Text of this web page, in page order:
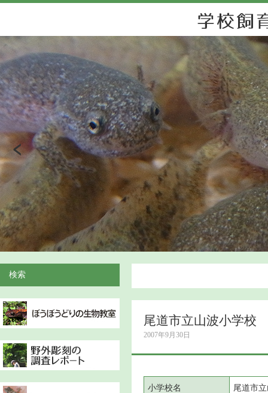
尾道市立山波小学校
2007年9月30日
小学校名 尾道市
検索